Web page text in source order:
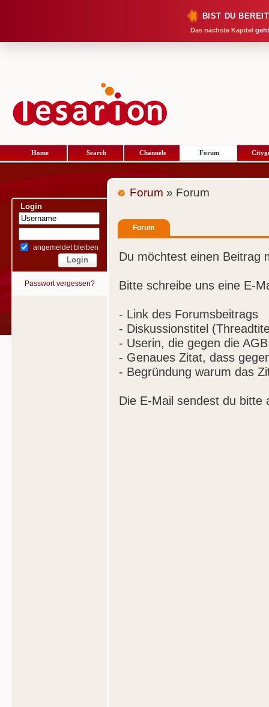
BIST DU
Das nächste Kapitel
Home Search Channels Forum
Login
angemeldet bleiben
Passwort vergessen?
Forum » Forum
Forum
Du möchtest einen Beitrag
Bitte schreibe uns eine E-
- Link des Forumsbeitrags
- Diskussionstitel
- Userin, die gegen die
- Genaues Zitat, dass
- Begründung warum das
Die E-Mail sendest du bitte